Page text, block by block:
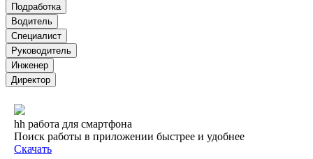
Подработка
Водитель
Специалист
Руководитель
Инженер
Директор
hh работа для смартфона
Поиск работы в приложении быстрее и удобнее
Скачать